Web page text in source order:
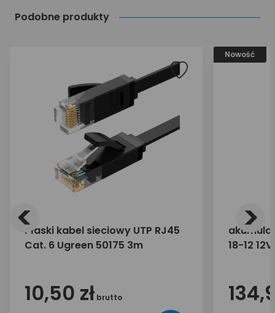
Podobne produkty
Płaski kabel sieciowy UTP RJ45
Cat. 6 Ugreen 50175 3m
10,50 zł brutto
Nowość
18-12
< >